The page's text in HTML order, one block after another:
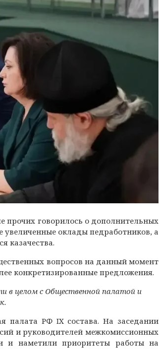
прочих говорилось о дополнительных
оклады педработников, а
казачества.
вопросов на данный момент
конкретизированные предложения.
в целом с Общественной палатой и
палата РФ IX состава. На заседании
и руководителей межкомиссионных
и наметили приоритеты работы на